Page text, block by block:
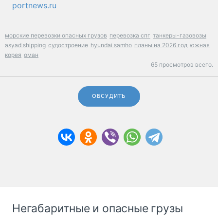
portnews.ru
морские перевозки опасных грузов перевозка спг танкеры-газовозы
asyad shipping судостроение hyundai samho планы на 2026 год южная
корея оман
65 просмотров всего.
ОБСУДИТЬ
Негабаритные и опасные грузы